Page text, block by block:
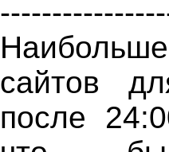
сайтов
после